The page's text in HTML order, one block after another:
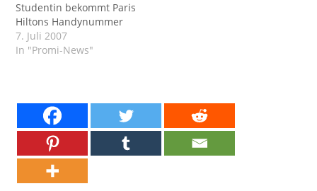
Studentin bekommt Paris
Hiltons Handynummer
7. Juli 2007
In "Promi-News"